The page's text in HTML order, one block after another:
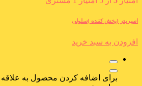
اسپریدر (پخش کننده )سلولی
افزودن به سبد خرید
برای اضافه کردن محصول به علاقه